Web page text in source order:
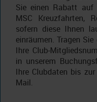
Sie einen Rabatt auf
MSC Kreuzfahrten,
sofern diese Ihnen
einräumen. Tragen
Ihre Club-
in unserem
Ihre Clubdaten bis
Mail.